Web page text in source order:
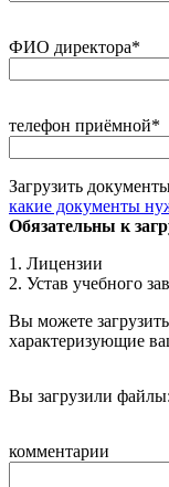
ФИО директора*
телефон приёмной*
Загрузить
какие документы
Обязательны к
1. Лицензии
2. Устав учебного
Вы можете
характеризующие
Вы загрузили файлы:
комментарии